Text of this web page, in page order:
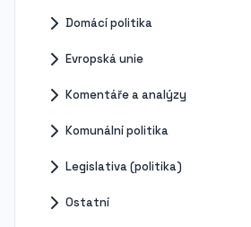
Domácí politika
Evropská unie
Komentáře a analýzy
Komunální politika
Legislativa (politika)
Ostatní